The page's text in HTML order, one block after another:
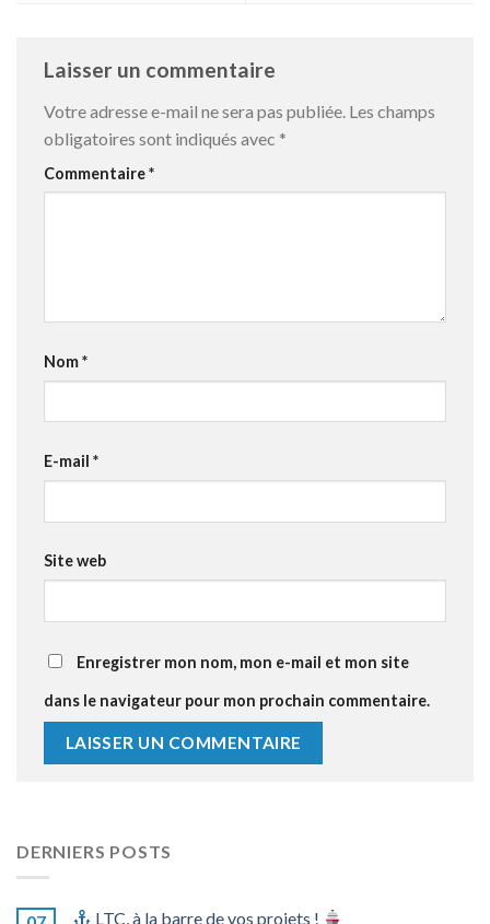
Laisser un commentaire
Votre adresse e-mail ne sera pas publiée. Les champs
obligatoires sont indiqués avec *
Commentaire*
Nom*
E-mail *
Site web
Enregistrer mon nom, mon e-mail et mon site
dans le navigateur pour mon prochain commentaire.
DERNIERS POSTS
LTC, à la barre de vos projets !